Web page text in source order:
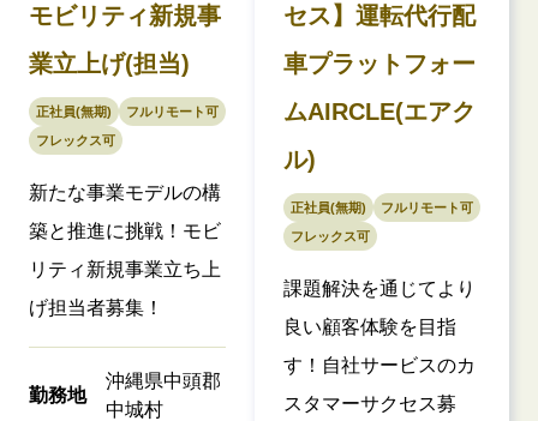
モビリティ新規事
業立上げ(担当)
正社員(無期)
フルリモート可
フレックス可
新たな事業モデルの構
築と推進に挑戦！モビ
リティ新規事業立ち上
げ担当者募集！
勤務地
沖縄県中頭郡
中城村
セス】運転代行配
車プラットフォー
ムAIRCLE(エアク
ル)
正社員(無期)
フルリモート可
フレックス可
課題解決を通じてより
良い顧客体験を目指
す！自社サービスのカ
スタマーサクセス募